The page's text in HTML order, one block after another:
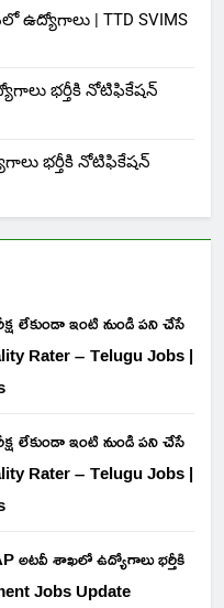
ఉద్యోగాలు | TTD SVIMS
భర్తీకి నోటిఫికేషన్
భర్తీకి నోటిఫికేషన్
లేకుండా ఇంటి నుండి పని చేసే
Rater – Telugu Jobs |
లేకుండా ఇంటి నుండి పని చేసే
Rater – Telugu Jobs |
అటవీ శాఖలో ఉద్యోగాలు భర్తీకి
Jobs Update